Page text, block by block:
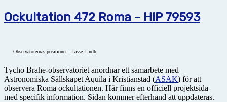
Ockultation 472 Roma - HIP 79593
Observatörernas positioner - Lasse Lindh
Tycho Brahe-observatoriet anordnar ett samarbete med
Astronomiska Sällskapet Aquila i Kristianstad (ASAK) för att
observera Roma ockultationen. Här finns en officiell projektsida
med specifik information. Sidan kommer efterhand att uppdateras.